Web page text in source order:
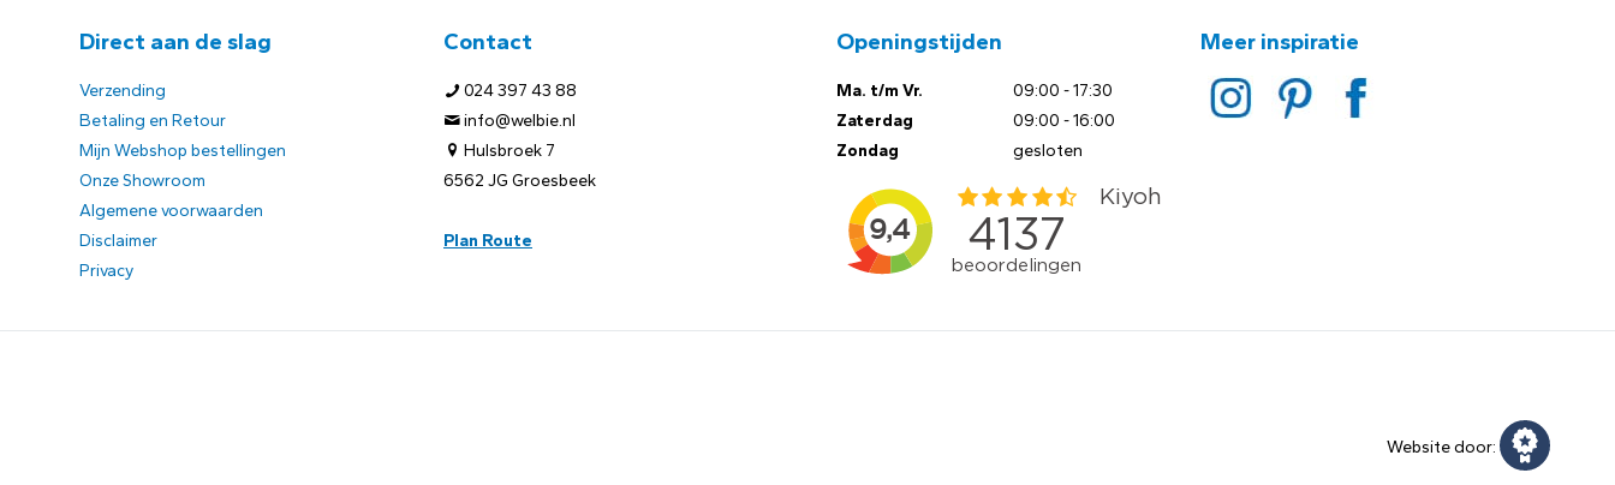
Direct aan de slag
Verzending
Betaling en Retour
Mijn Webshop bestellingen
Onze Showroom
Algemene voorwaarden
Disclaimer
Privacy
Contact
024 397 43 88
info@welbie.nl
Hulsbroek 7
6562 JG Groesbeek
Plan Route
Openingstijden
Ma. t/m Vr.
Zaterdag
Zondag
09:00 - 17:30
09:00 - 16:00
gesloten
Meer inspiratie
Website door: